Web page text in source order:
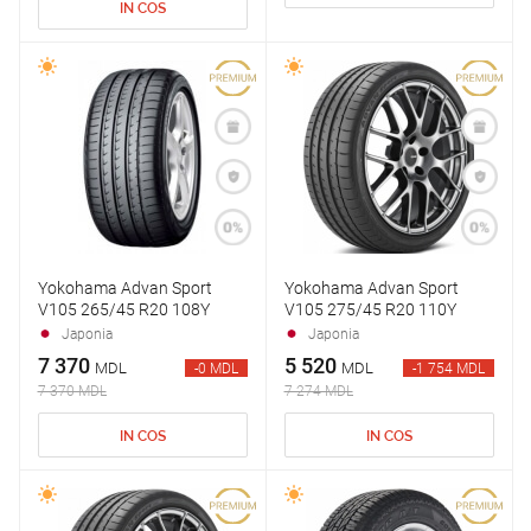
IN COS
Yokohama Advan Sport
V105 265/45 R20 108Y
Japonia
7 370 MDL
7 370 MDL
-0 MDL
IN COS
Yokohama Advan Sport
V105 275/45 R20 110Y
Japonia
5 520 MDL
7 274 MDL
-1 754 MDL
IN COS